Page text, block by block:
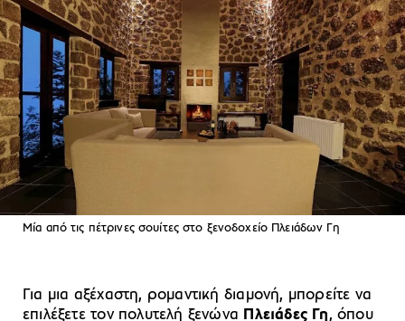
Μία από τις πέτρινες σουίτες στο ξενοδοχείο Πλειάδων Γη
Για μια αξέχαστη, ρομαντική διαμονή, μπορείτε να
επιλέξετε τον πολυτελή ξενώνα Πλειάδες Γη, όπου